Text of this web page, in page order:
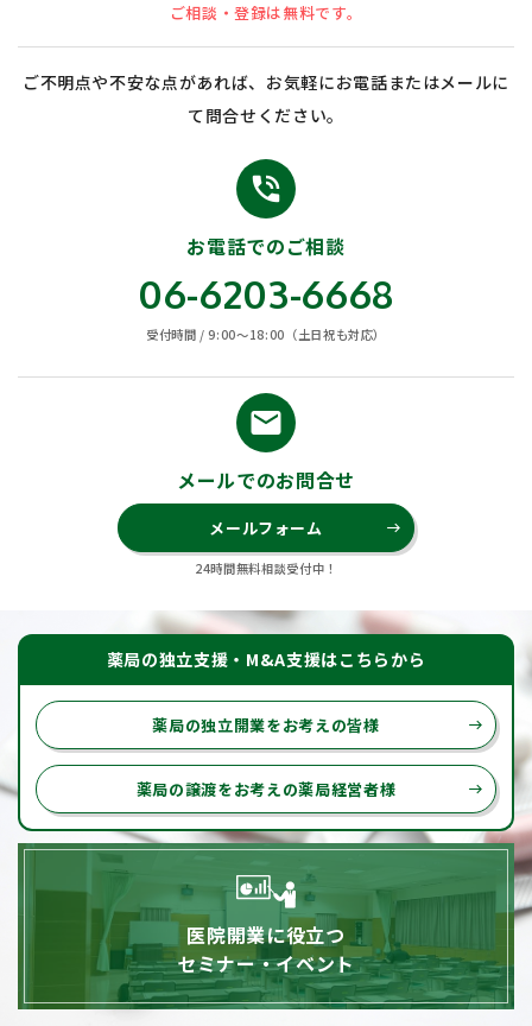
ご相談・登録は無料です。
ご不明点や不安な点があれば、お気軽にお電話またはメールに
て問合せください。
phone_in_talk
お電話でのご相談
06-6203-6668
受付時間 / 9:00〜18:00（土日祝も対応）
email
メールでのお問合せ
メールフォーム east
24時間無料相談受付中！
薬局の独立支援・M&A支援はこちらから
薬局の独立開業をお考えの皆様 east
薬局の譲渡をお考えの薬局経営者様 east
医院開業に役立つ
セミナー・イベント